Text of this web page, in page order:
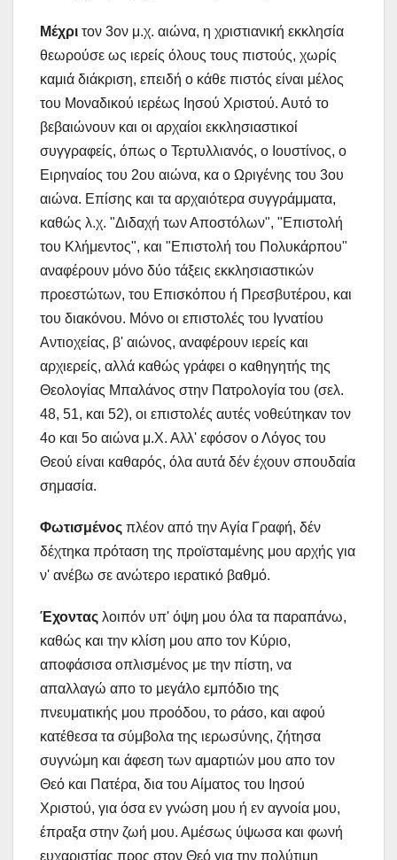
Μέχρι τον 3ον μ.χ. αιώνα, η χριστιανική εκκλησία
θεωρούσε ως ιερείς όλους τους πιστούς, χωρίς
καμιά διάκριση, επειδή ο κάθε πιστός είναι μέλος
του Μοναδικού ιερέως Ιησού Χριστού. Αυτό το
βεβαιώνουν και οι αρχαίοι εκκλησιαστικοί
συγγραφείς, όπως ο Τερτυλλιανός, ο Ιουστίνος, ο
Ειρηναίος του 2ου αιώνα, κα ο Ωριγένης του 3ου
αιώνα. Επίσης και τα αρχαιότερα συγγράμματα,
καθώς λ.χ. "Διδαχή των Αποστόλων", "Επιστολή
του Κλήμεντος", και "Επιστολή του Πολυκάρπου"
αναφέρουν μόνο δύο τάξεις εκκλησιαστικών
προεστώτων, του Επισκόπου ή Πρεσβυτέρου, και
του διακόνου. Μόνο οι επιστολές του Ιγνατίου
Αντιοχείας, β' αιώνος, αναφέρουν ιερείς και
αρχιερείς, αλλά καθώς γράφει ο καθηγητής της
Θεολογίας Μπαλάνος στην Πατρολογία του (σελ.
48, 51, και 52), οι επιστολές αυτές νοθεύτηκαν τον
4ο και 5ο αιώνα μ.Χ. Αλλ' εφόσον ο Λόγος του
Θεού είναι καθαρός, όλα αυτά δέν έχουν σπουδαία
σημασία.
Φωτισμένος πλέον από την Αγία Γραφή, δέν
δέχτηκα πρόταση της προϊσταμένης μου αρχής για
ν' ανέβω σε ανώτερο ιερατικό βαθμό.
Έχοντας λοιπόν υπ' όψη μου όλα τα παραπάνω,
καθώς και την κλίση μου απο τον Κύριο,
αποφάσισα οπλισμένος με την πίστη, να
απαλλαγώ απο το μεγάλο εμπόδιο της
πνευματικής μου προόδου, το ράσο, και αφού
κατέθεσα τα σύμβολα της ιερωσύνης, ζήτησα
συγνώμη και άφεση των αμαρτιών μου απο τον
Θεό και Πατέρα, δια του Αίματος του Ιησού
Χριστού, για όσα εν γνώση μου ή εν αγνοία μου,
έπραξα στην ζωή μου. Αμέσως ύψωσα και φωνή
ευχαριστίας προς στον Θεό για την πολύτιμη